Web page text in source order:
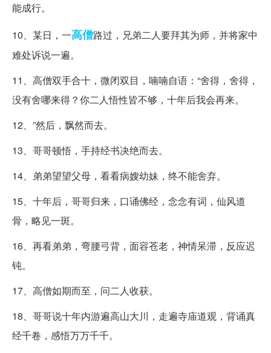
能成行。
10、某日，一高僧路过，兄弟二人要拜其为师，并将家中
难处诉说一遍。
11、高僧双手合十，微闭双目，喃喃自语：“舍得，舍得，
没有舍哪来得？你二人悟性皆不够，十年后我会再来。
12、”然后，飘然而去。
13、哥哥顿悟，手持经书决绝而去。
14、弟弟望望父母，看看病嫂幼妹，终不能舍弃。
15、十年后，哥哥归来，口诵佛经，念念有词，仙风道
骨，略见一斑。
16、再看弟弟，弯腰弓背，面容苍老，神情呆滞，反应迟
钝。
17、高僧如期而至，问二人收获。
18、哥哥说十年内游遍高山大川，走遍寺庙道观，背诵真
经千卷，感悟万万千千。